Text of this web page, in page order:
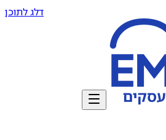
דלג לתוכן